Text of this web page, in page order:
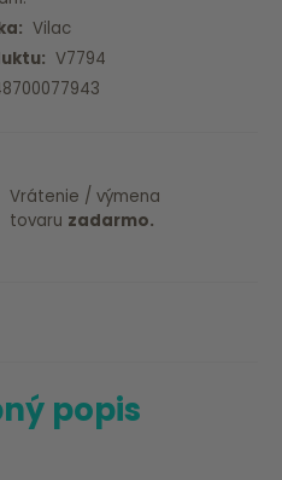
Vilac
V7794
Vrátenie / výmena
tovaru zadarmo.
popis